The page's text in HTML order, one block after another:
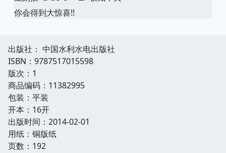
你会得到大惊喜!!
出版社： 中国水利水电出版社
ISBN：9787517015598
版次：1
商品编码：11382995
包装：平装
开本：16开
出版时间：2014-02-01
用纸：铜版纸
页数：192